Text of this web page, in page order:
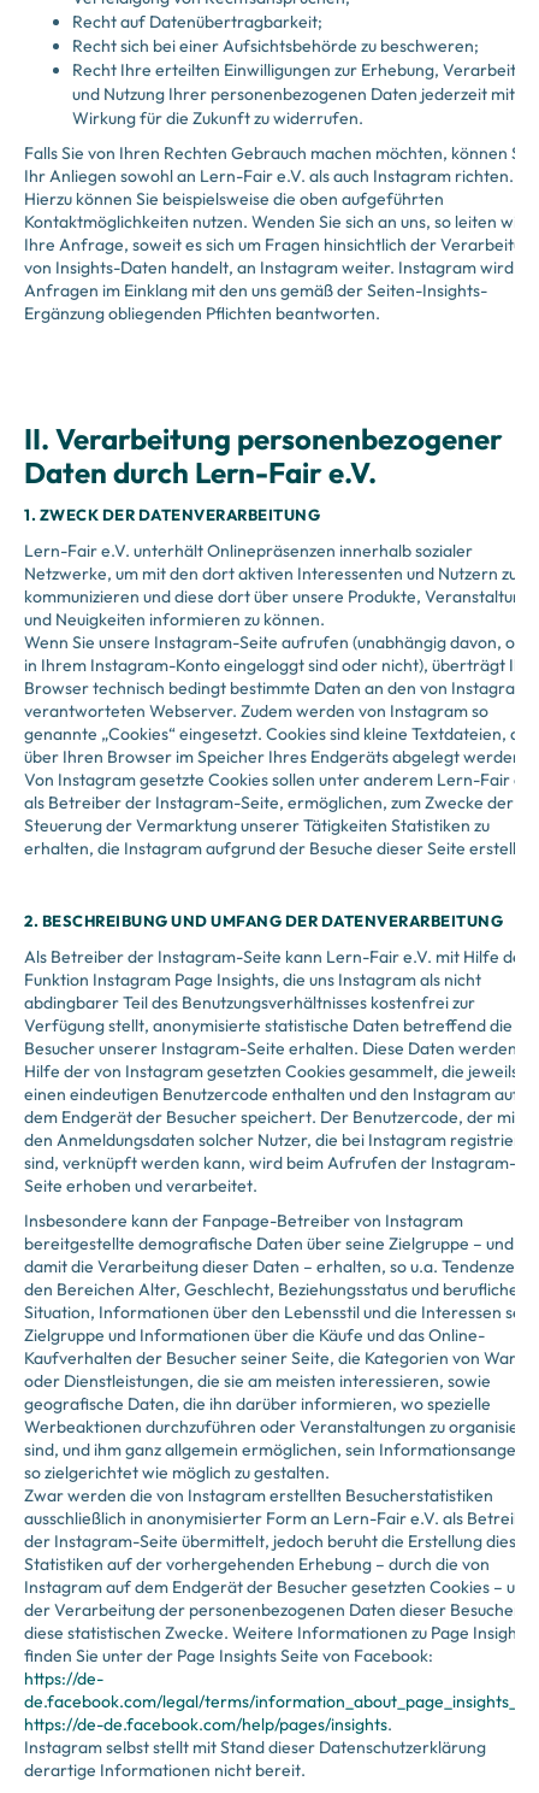
Recht auf Datenübertragbarkeit;
Recht sich bei einer Aufsichtsbehörde zu beschweren;
Recht Ihre erteilten Einwilligungen zur Erhebung,
und Nutzung Ihrer personenbezogenen Daten jederzeit mit
Wirkung für die Zukunft zu widerrufen.
Falls Sie von Ihren Rechten Gebrauch machen möchten, können Sie
Ihr Anliegen sowohl an Lern-Fair e.V. als auch Instagram richten.
Hierzu können Sie beispielsweise die oben aufgeführten
Kontaktmöglichkeiten nutzen. Wenden Sie sich an uns, so leiten wir
Ihre Anfrage, soweit es sich um Fragen hinsichtlich der
von Insights-Daten handelt, an Instagram weiter. Instagram wird
Anfragen im Einklang mit den uns gemäß der Seiten-Insights-
Ergänzung obliegenden Pflichten beantworten.
II. Verarbeitung personenbezogener
Daten durch Lern-Fair e.V.
1. ZWECK DER DATENVERARBEITUNG
Lern-Fair e.V. unterhält Onlinepräsenzen innerhalb sozialer
Netzwerke, um mit den dort aktiven Interessenten und Nutzern zu
kommunizieren und diese dort über unsere Produkte,
und Neuigkeiten informieren zu können.
Wenn Sie unsere Instagram-Seite aufrufen (unabhängig davon, ob
in Ihrem Instagram-Konto eingeloggt sind oder nicht), überträgt Ihr
Browser technisch bedingt bestimmte Daten an den von Instagram
verantworteten Webserver. Zudem werden von Instagram so
genannte „Cookies“ eingesetzt. Cookies sind kleine Textdateien, die
über Ihren Browser im Speicher Ihres Endgeräts abgelegt werden.
Von Instagram gesetzte Cookies sollen unter anderem Lern-Fair
als Betreiber der Instagram-Seite, ermöglichen, zum Zwecke der
Steuerung der Vermarktung unserer Tätigkeiten Statistiken zu
erhalten, die Instagram aufgrund der Besuche dieser Seite erstellt.
2. BESCHREIBUNG UND UMFANG DER DATENVERARBEITUNG
Als Betreiber der Instagram-Seite kann Lern-Fair e.V. mit Hilfe der
Funktion Instagram Page Insights, die uns Instagram als nicht
abdingbarer Teil des Benutzungsverhältnisses kostenfrei zur
Verfügung stellt, anonymisierte statistische Daten betreffend die
Besucher unserer Instagram-Seite erhalten. Diese Daten werden
Hilfe der von Instagram gesetzten Cookies gesammelt, die jeweils
einen eindeutigen Benutzercode enthalten und den Instagram auf
dem Endgerät der Besucher speichert. Der Benutzercode, der mit
den Anmeldungsdaten solcher Nutzer, die bei Instagram registriert
sind, verknüpft werden kann, wird beim Aufrufen der Instagram-
Seite erhoben und verarbeitet.
Insbesondere kann der Fanpage-Betreiber von Instagram
bereitgestellte demografische Daten über seine Zielgruppe – und
damit die Verarbeitung dieser Daten – erhalten, so u.a. Tendenzen
den Bereichen Alter, Geschlecht, Beziehungsstatus und berufliche
Situation, Informationen über den Lebensstil und die Interessen
Zielgruppe und Informationen über die Käufe und das Online-
Kaufverhalten der Besucher seiner Seite, die Kategorien von Waren
oder Dienstleistungen, die sie am meisten interessieren, sowie
geografische Daten, die ihn darüber informieren, wo spezielle
Werbeaktionen durchzuführen oder Veranstaltungen zu
sind, und ihm ganz allgemein ermöglichen, sein
so zielgerichtet wie möglich zu gestalten.
Zwar werden die von Instagram erstellten Besucherstatistiken
ausschließlich in anonymisierter Form an Lern-Fair e.V. als Betreiber
der Instagram-Seite übermittelt, jedoch beruht die Erstellung dieser
Statistiken auf der vorhergehenden Erhebung – durch die von
Instagram auf dem Endgerät der Besucher gesetzten Cookies – und
der Verarbeitung der personenbezogenen Daten dieser Besucher
diese statistischen Zwecke. Weitere Informationen zu Page Insights
finden Sie unter der Page Insights Seite von Facebook:
https://de-
de.facebook.com/legal/terms/
https://de-de.facebook.com/help/pages/insights.
Instagram selbst stellt mit Stand dieser Datenschutzerklärung
derartige Informationen nicht bereit.